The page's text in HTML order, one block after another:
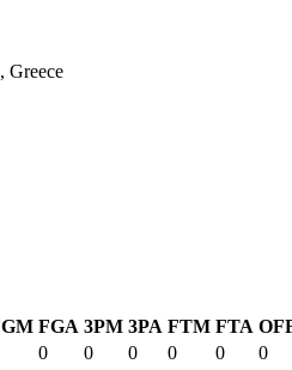
FGA 3PM 3PA FTM FTA
0 0 0 0 0 0